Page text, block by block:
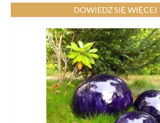
DOWIEDZ SIĘ WIĘCEJ